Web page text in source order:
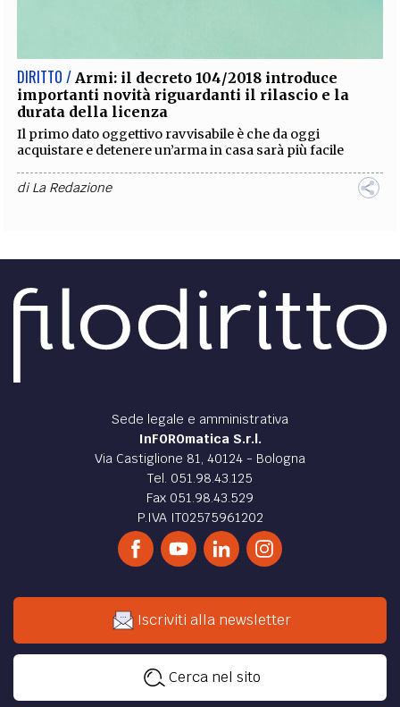
SOCIAL MEDIA
DIRITTO / Armi: il decreto 104/2018 introduce
importanti novità riguardanti il rilascio e la
durata della licenza
Il primo dato oggettivo ravvisabile è che da oggi
acquistare e detenere un’arma in casa sarà più facile
diLa Redazione
Sede legale e amministrativa
InFOROmatica S.r.l.
Via Castiglione 81, 40124 - Bologna
Tel. 051.98.43.125
Fax 051.98.43.529
P.IVA IT02575961202
Iscriviti alla newsletter
Cerca nel sito